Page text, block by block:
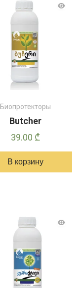
Биопротекторы
Butcher
39.00 ₾
В корзину